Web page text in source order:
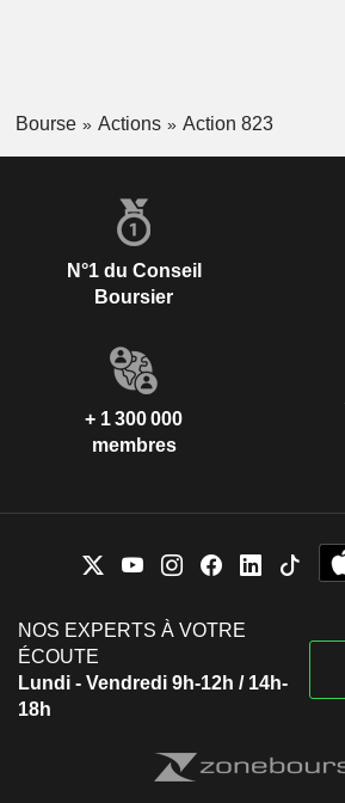
Bourse Actions Action 823
N°1 du Conseil
Boursier
+ 1 300 000
membres
NOS EXPERTS À VOTRE
ÉCOUTE
Lundi - Vendredi 9h-12h / 14h-
18h